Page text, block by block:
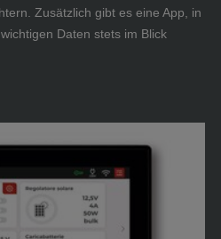
Zusätzlich gibt es eine App, in
Daten stets im Blick